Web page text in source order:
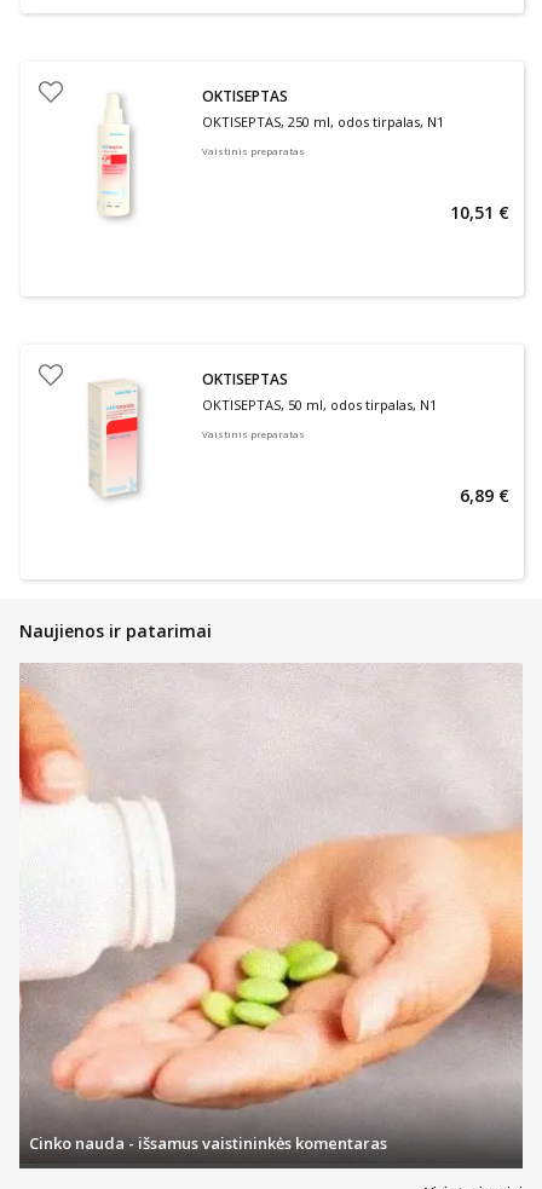
OKTISEPTAS
OKTISEPTAS, 250 ml, odos tirpalas, N1
Vaistinis preparatas
10,51 €
OKTISEPTAS
OKTISEPTAS, 50 ml, odos tirpalas, N1
Vaistinis preparatas
6,89 €
Naujienos ir patarimai
Cinko nauda - išsamus vaistininkės komentaras